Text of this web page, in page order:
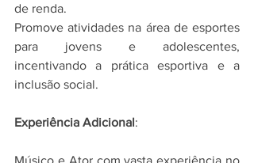
de renda.
Promove atividades na área de esportes
para jovens e adolescentes,
incentivando a prática esportiva e a
inclusão social.
Experiência Adicional:
Músico e Ator com vasta experiência no